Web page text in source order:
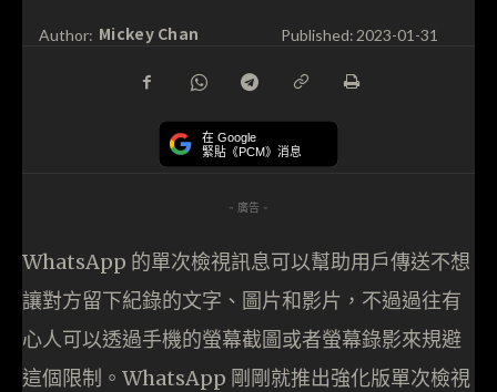
Author: Mickey Chan Published: 2023-01-31
在 Google
緊貼《PCM》消息
- 廣告 -
WhatsApp 的單次檢視訊息可以幫助用戶傳送不想
讓對方留下紀錄的文字、圖片和影片，不過過往有
心人可以透過手機的螢幕截圖或者螢幕錄影來規避
這個限制。WhatsApp 剛剛就推出強化版單次檢視